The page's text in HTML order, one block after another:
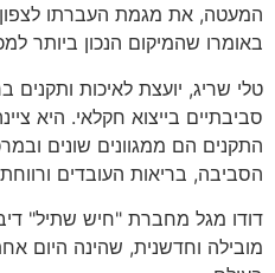
המעטה, את מגמת העברתו לצפון
באומרו שהמיקום הנכון ביותר
טלי שריג, יועצת לאיכות ותקנים
סביבתיים בייצוא חקלאי. היא
התקנים הם ממגוונים שונים
הסביבה, בריאות העובדים
דודו מגל מחברת "חיש שתיל"
מובילה וחדשנית, שהינה היום